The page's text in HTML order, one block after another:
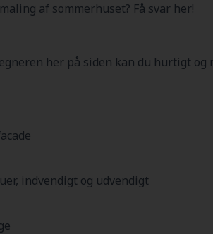
af sommerhuset? Få svar her!
her på siden kan du hurtigt og
indvendigt og udvendigt